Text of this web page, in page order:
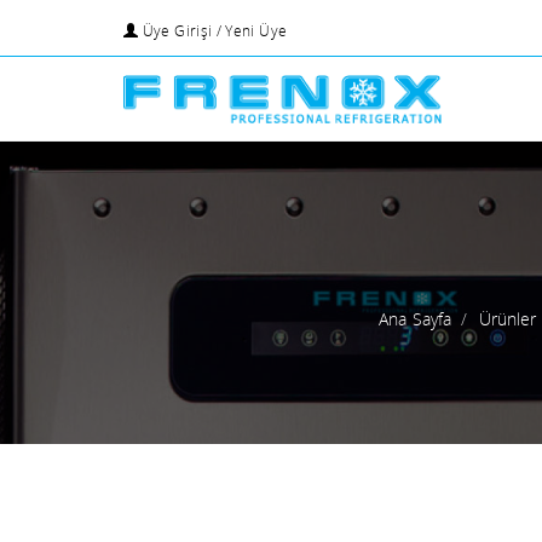
Üye Girişi / Yeni Üye
Ana Sayfa Ürünler